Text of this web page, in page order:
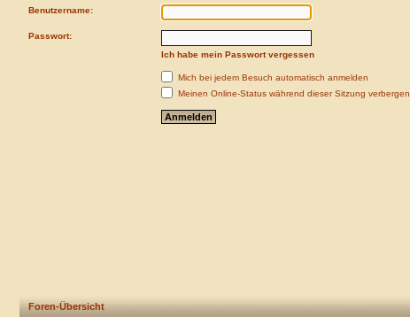
Benutzername:
Passwort:
Ich habe mein Passwort vergessen
Mich bei jedem Besuch automatisch anmelden
Meinen Online-Status während dieser Sitzung verbergen
Foren-Übersicht